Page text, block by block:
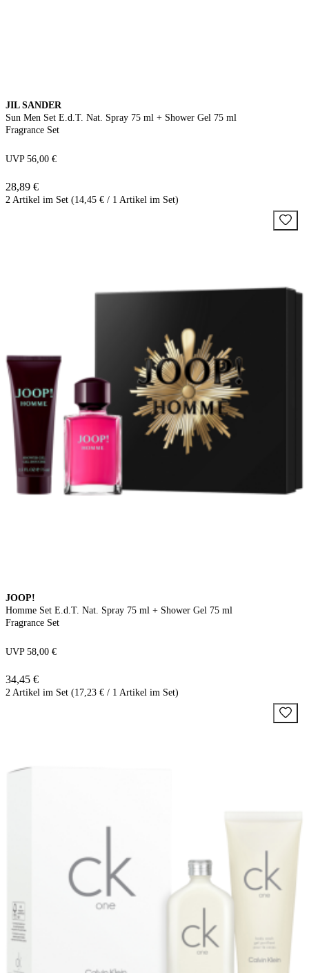
JIL SANDER
Sun Men Set E.d.T. Nat. Spray 75 ml + Shower Gel 75 ml
Fragrance Set
UVP 56,00 €
28,89 €
2 Artikel im Set (14,45 € / 1 Artikel im Set)
JOOP!
Homme Set E.d.T. Nat. Spray 75 ml + Shower Gel 75 ml
Fragrance Set
UVP 58,00 €
34,45 €
2 Artikel im Set (17,23 € / 1 Artikel im Set)